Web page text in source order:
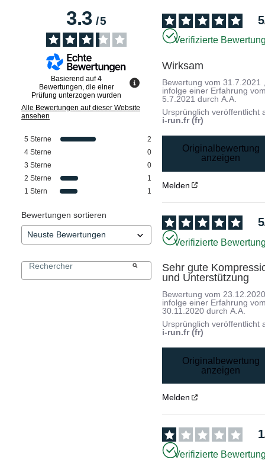
3.3/5
Basierend auf4
Bewertungen, die einer
Prüfung unterzogen wurden
Alle Bewertungen auf dieser Website
ansehen
5 Sterne
2
4 Sterne
0
3 Sterne
0
2 Sterne
1
1 Stern 1
Bewertungen sortieren
5
Verifizierte
Wirksam
Bewertung vom31.7.2021
infolge einer Erfahrung
5.7.2021 durchA.A.
Ursprünglich veröffentlicht
i-run.fr (fr)
Originalbewertung
anzeigen
Melden
5
Verifizierte
Sehr gute
und Unterstützung
Bewertung vom
infolge einer Erfahrung
30.11.2020 durchA.A.
Ursprünglich veröffentlicht
i-run.fr (fr)
Originalbewertung
anzeigen
Melden
1
Verifizierte